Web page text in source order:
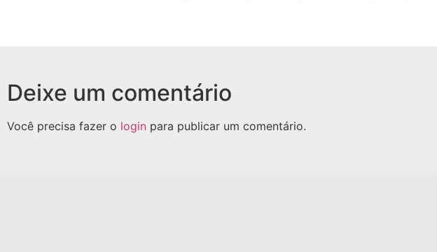
Deixe um comentário
Você precisa fazer o login para publicar um comentário.